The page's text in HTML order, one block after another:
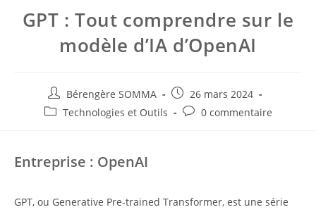
GPT : Tout comprendre sur le
modèle d’IA d’OpenAI
Auteur/autrice
de
Bérengère SOMMA
Post
published:
26 mars 2024
PostTechnologies et Outils
Post0 commentaire
Entreprise : OpenAI
GPT, ou Generative Pre-trained Transformer, est une série